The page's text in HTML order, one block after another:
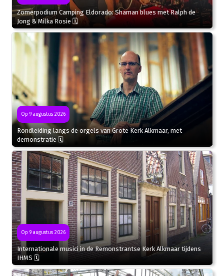
Zomerpodium Camping Eldorado: Shaman blues met Ralph de
Jong & Milka Rosie 🗓
Op 9 augustus 2026
Rondleiding langs de orgels van Grote Kerk Alkmaar, met
demonstratie 🗓
Op 9 augustus 2026
Internationale musici in de Remonstrantse Kerk Alkmaar tijdens
IHMS 🗓